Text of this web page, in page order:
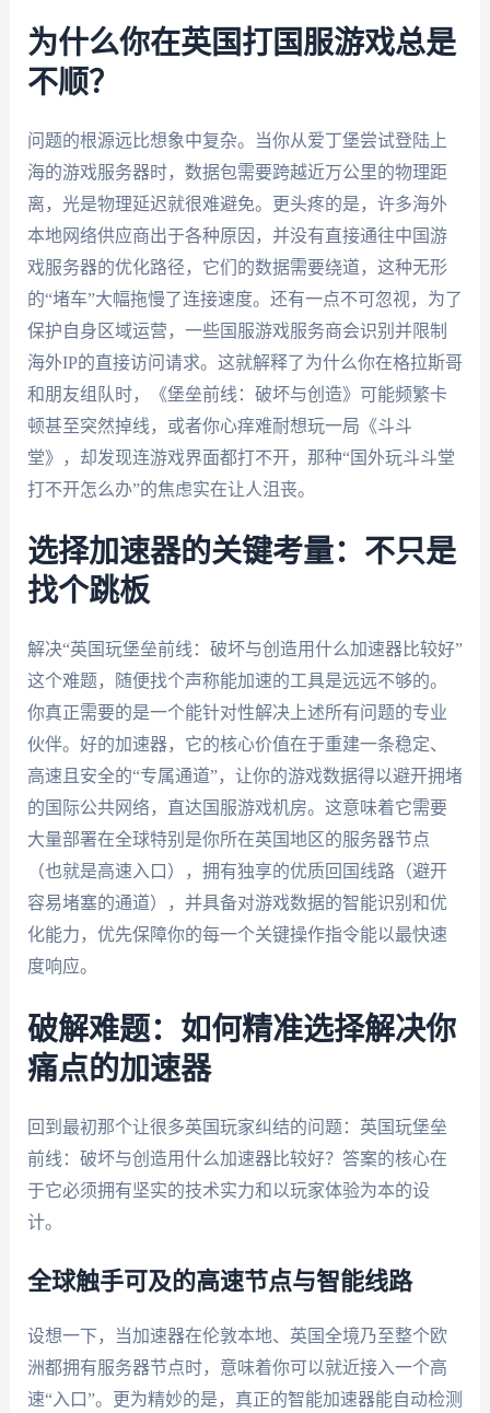
为什么你在英国打国服游戏总是
不顺？
问题的根源远比想象中复杂。当你从爱丁堡尝试登陆上
海的游戏服务器时，数据包需要跨越近万公里的物理距
离，光是物理延迟就很难避免。更头疼的是，许多海外
本地网络供应商出于各种原因，并没有直接通往中国游
戏服务器的优化路径，它们的数据需要绕道，这种无形
的“堵车”大幅拖慢了连接速度。还有一点不可忽视，为了
保护自身区域运营，一些国服游戏服务商会识别并限制
海外IP的直接访问请求。这就解释了为什么你在格拉斯哥
和朋友组队时，《堡垒前线：破坏与创造》可能频繁卡
顿甚至突然掉线，或者你心痒难耐想玩一局《斗斗
堂》，却发现连游戏界面都打不开，那种“国外玩斗斗堂
打不开怎么办”的焦虑实在让人沮丧。
选择加速器的关键考量：不只是
找个跳板
解决“英国玩堡垒前线：破坏与创造用什么加速器比较好”
这个难题，随便找个声称能加速的工具是远远不够的。
你真正需要的是一个能针对性解决上述所有问题的专业
伙伴。好的加速器，它的核心价值在于重建一条稳定、
高速且安全的“专属通道”，让你的游戏数据得以避开拥堵
的国际公共网络，直达国服游戏机房。这意味着它需要
大量部署在全球特别是你所在英国地区的服务器节点
（也就是高速入口），拥有独享的优质回国线路（避开
容易堵塞的通道），并具备对游戏数据的智能识别和优
化能力，优先保障你的每一个关键操作指令能以最快速
度响应。
破解难题：如何精准选择解决你
痛点的加速器
回到最初那个让很多英国玩家纠结的问题：英国玩堡垒
前线：破坏与创造用什么加速器比较好？答案的核心在
于它必须拥有坚实的技术实力和以玩家体验为本的设
计。
全球触手可及的高速节点与智能线路
设想一下，当加速器在伦敦本地、英国全境乃至整个欧
洲都拥有服务器节点时，意味着你可以就近接入一个高
速“入口”。更为精妙的是，真正的智能加速器能自动检测